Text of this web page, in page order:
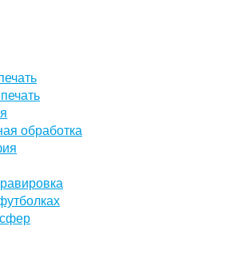
обработка